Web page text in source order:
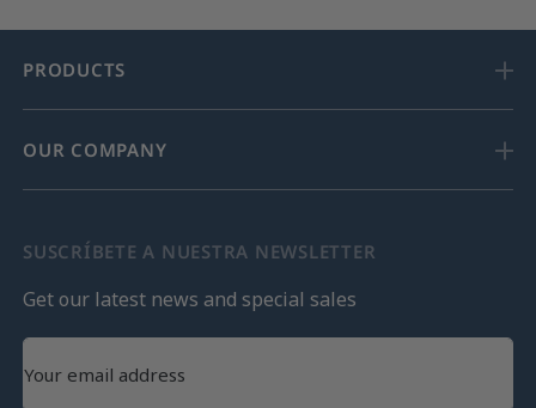
PRODUCTS
OUR COMPANY
SUSCRÍBETE A NUESTRA NEWSLETTER
Get our latest news and special sales